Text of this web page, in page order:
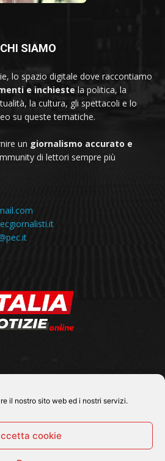
il nostro sito web ed i nostri servizi.
cookie
CHI SIAMO
lo spazio digitale dove raccontiamo
e inchieste la politica, la
la cultura, gli spettacoli e lo
su queste tematiche.
un giornalismo accurato e
di lettori sempre più
SU